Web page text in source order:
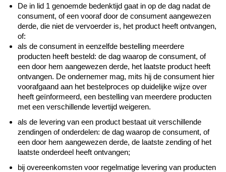
De in lid 1 genoemde bedenktijd gaat in op de dag nadat de
consument, of een vooraf door de consument aangewezen
derde, die niet de vervoerder is, het product heeft ontvangen,
of:
als de consument in eenzelfde bestelling meerdere
producten heeft besteld: de dag waarop de consument, of
een door hem aangewezen derde, het laatste product heeft
ontvangen. De ondernemer mag, mits hij de consument hier
voorafgaand aan het bestelproces op duidelijke wijze over
heeft geïnformeerd, een bestelling van meerdere producten
met een verschillende levertijd weigeren.
als de levering van een product bestaat uit verschillende
zendingen of onderdelen: de dag waarop de consument, of
een door hem aangewezen derde, de laatste zending of het
laatste onderdeel heeft ontvangen;
bij overeenkomsten voor regelmatige levering van producten